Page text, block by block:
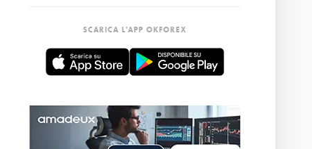
SCARICA L'APP OKFOREX